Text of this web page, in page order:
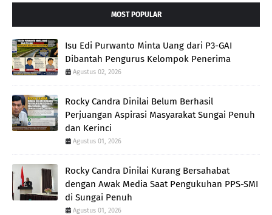
MOST POPULAR
Isu Edi Purwanto Minta Uang dari P3-GAI
Dibantah Pengurus Kelompok Penerima
Agustus 02, 2026
Rocky Candra Dinilai Belum Berhasil
Perjuangan Aspirasi Masyarakat Sungai Penuh
dan Kerinci
Agustus 01, 2026
Rocky Candra Dinilai Kurang Bersahabat
dengan Awak Media Saat Pengukuhan PPS-SMI
di Sungai Penuh
Agustus 01, 2026